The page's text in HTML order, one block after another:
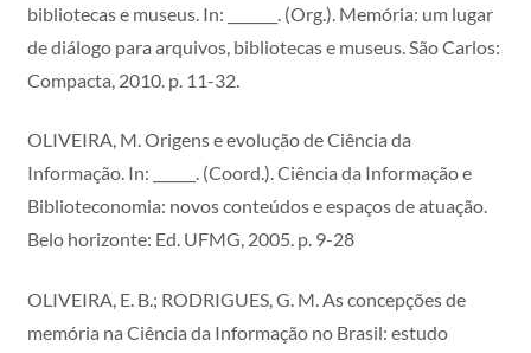
bibliotecas e museus. In: _______. (Org.). Memória: um lugar
de diálogo para arquivos, bibliotecas e museus. São Carlos:
Compacta, 2010. p. 11-32.
OLIVEIRA, M. Origens e evolução de Ciência da
Informação. In: ______. (Coord.). Ciência da Informação e
Biblioteconomia: novos conteúdos e espaços de atuação.
Belo horizonte: Ed. UFMG, 2005. p. 9-28
OLIVEIRA, E. B.; RODRIGUES, G. M. As concepções de
memória na Ciência da Informação no Brasil: estudo